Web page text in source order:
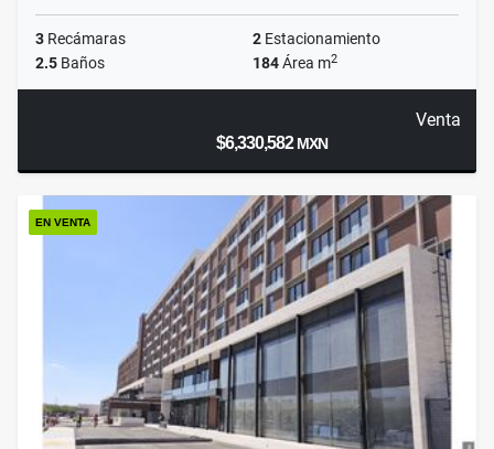
3 Recámaras 2 Estacionamiento
2.5 Baños 184Área m2
Venta
$6,330,582MXN
EN VENTA